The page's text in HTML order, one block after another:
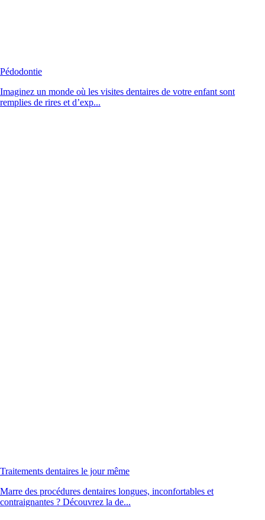
Pédodontie
Imaginez un monde où les visites dentaires de votre enfant sont
remplies de rires et d’exp...
Traitements dentaires le jour même
Marre des procédures dentaires longues, inconfortables et
contraignantes ? Découvrez la de...